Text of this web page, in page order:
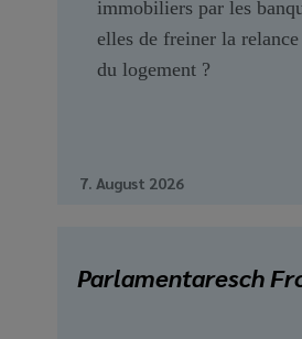
immobiliers par les
elles de freiner la
du logement ?
7. August 2026
Parlamentaresch